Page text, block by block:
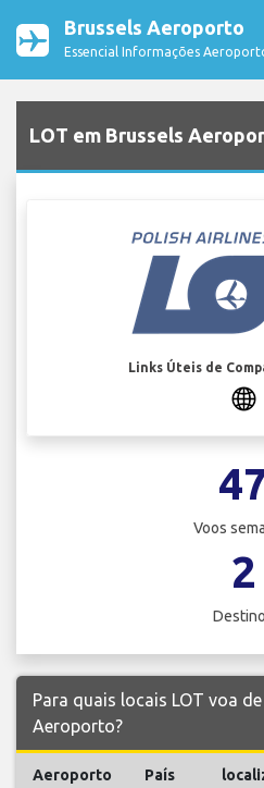
Brussels Aeroporto
Essencial Informações
LOT em Brussels
Links Úteis de
Voos
2
Para quais locais LOT voa
Aeroporto?
Aeroporto País